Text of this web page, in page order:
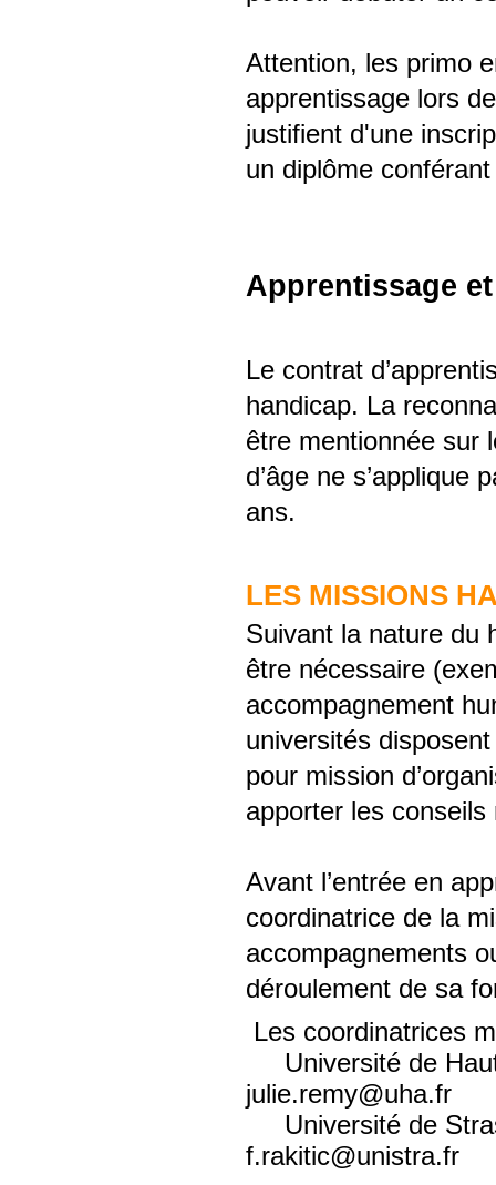
Attention, les primo
apprentissage lors
justifient d'une
un diplôme
Apprentissage
Le contrat
handicap. La
être mentionnée sur
d’âge ne
ans.
LES MISSIONS
Suivant la nature du
être nécessaire
accompagnement
universités
pour mission
apporter les conseils
Avant l’entrée en
coordinatrice de la
accompagnements
déroulement de sa
Les coordinatrices
Université de
julie.remy@uha.fr
Université de
f.rakitic@unistra.fr